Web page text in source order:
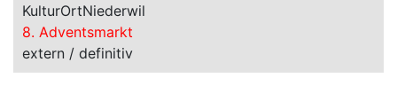
KulturOrtNiederwil
8. Adventsmarkt
extern / definitiv